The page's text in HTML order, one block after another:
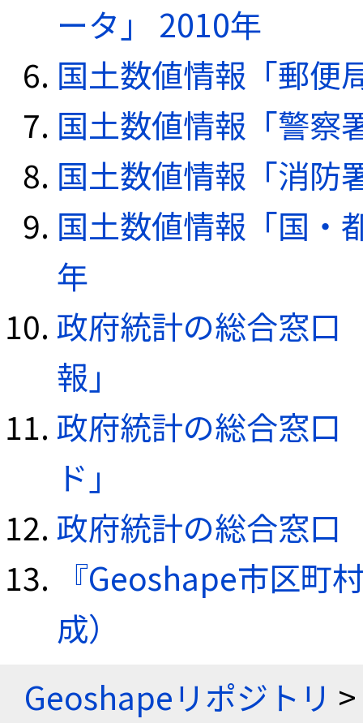
ータ」 2010年
国土数値情報「郵便
国土数値情報「警察
国土数値情報「消防
国土数値情報「国・
年
政府統計の総合窓口
報」
政府統計の総合窓口
ド」
政府統計の総合窓口
『Geoshape市区町
成）
Geoshapeリポジトリ >